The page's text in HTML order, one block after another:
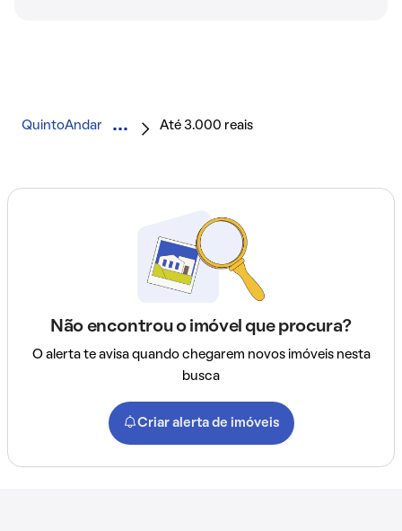
QuintoAndar Até 3.000 reais
Não encontrou o imóvel que procura?
O alerta te avisa quando chegarem novos imóveis nesta
busca
Criar alerta de imóveis